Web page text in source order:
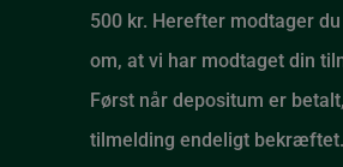
500 kr. Herefter modtager
om, at vi har modtaget din
Først når depositum er
tilmelding endeligt bekræftet.